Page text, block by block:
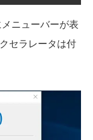
ニューバーが表
セラレータは付